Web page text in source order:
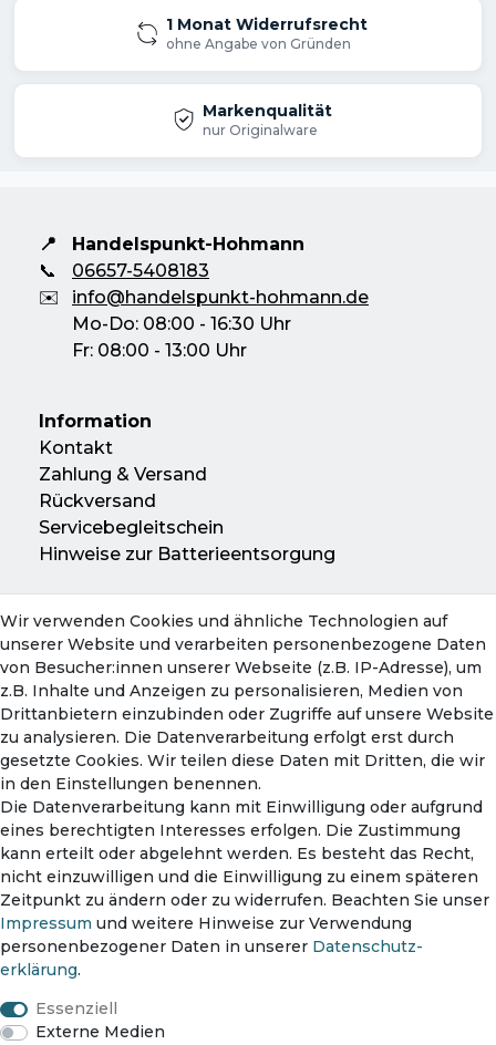
1 Monat Widerrufsrecht
ohne Angabe von Gründen
Markenqualität
nur Originalware
📍
Handelspunkt-Hohmann
📞
06657-5408183
✉️
info@handelspunkt-hohmann.de
Mo-Do: 08:00 - 16:30 Uhr
Fr: 08:00 - 13:00 Uhr
Information
Kontakt
Zahlung & Versand
Rückversand
Servicebegleitschein
Hinweise zur Batterieentsorgung
Konto
Mein Konto
Warenkorb
Zahlungsmethoden
Wir verwenden Cookies und ähnliche Technologien auf
unserer Website und verarbeiten personenbezogene Daten
von Besucher:innen unserer Webseite (z.B. IP-Adresse), um
z.B. Inhalte und Anzeigen zu personalisieren, Medien von
Drittanbietern einzubinden oder Zugriffe auf unsere Website
zu analysieren. Die Datenverarbeitung erfolgt erst durch
gesetzte Cookies. Wir teilen diese Daten mit Dritten, die wir
in den Einstellungen benennen.
Die Datenverarbeitung kann mit Einwilligung oder aufgrund
eines berechtigten Interesses erfolgen. Die Zustimmung
kann erteilt oder abgelehnt werden. Es besteht das Recht,
nicht einzuwilligen und die Einwilligung zu einem späteren
Zeitpunkt zu ändern oder zu widerrufen. Beachten Sie unser
Impressum und weitere Hinweise zur Verwendung
personenbezogener Daten in unserer Daten­schutz­
erklärung.
Essenziell
Externe Medien